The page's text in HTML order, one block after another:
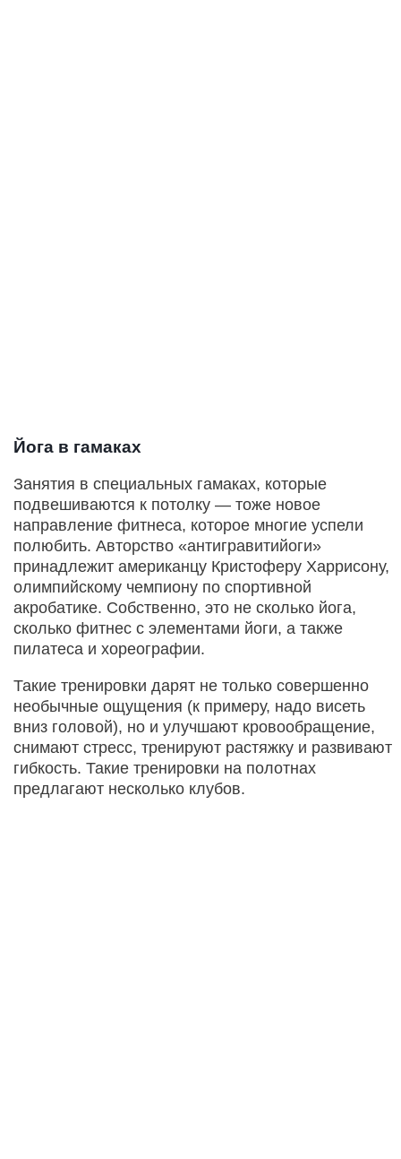
Йога в гамаках
Занятия в специальных гамаках, которые
подвешиваются к потолку — тоже новое
направление фитнеса, которое многие успели
полюбить. Авторство «антигравитийоги»
принадлежит американцу Кристоферу Харрисону,
олимпийскому чемпиону по спортивной
акробатике. Собственно, это не сколько йога,
сколько фитнес с элементами йоги, а также
пилатеса и хореографии.
Такие тренировки дарят не только совершенно
необычные ощущения (к примеру, надо висеть
вниз головой), но и улучшают кровообращение,
снимают стресс, тренируют растяжку и развивают
гибкость. Такие тренировки на полотнах
предлагают несколько клубов.